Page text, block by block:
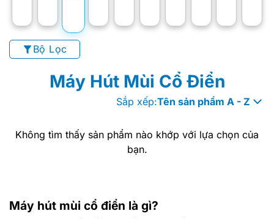
Máy hút mùi cổ điển là gì?
Bộ Lọc
Máy Hút Mùi Cổ Điển
Sắp xếp:Tên sản phẩm A - Z
Không tìm thấy sản phẩm nào khớp với lựa chọn của
bạn.